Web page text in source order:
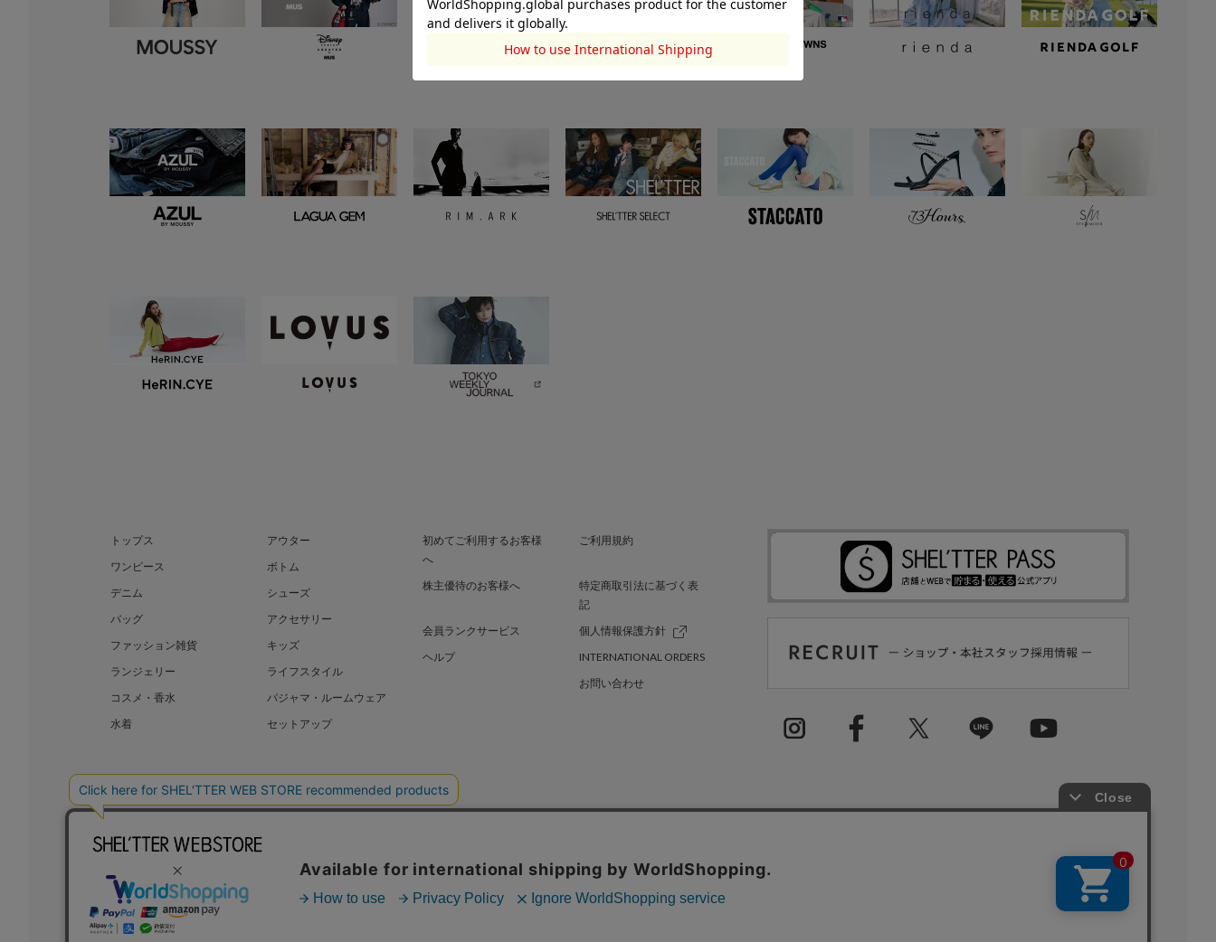
トップス
アウター
ワンピース
ボトム
デニム
シューズ
バッグ
アクセサリー
ファッション雑貨
キッズ
ランジェリー
ライフスタイル
コスメ・香水
パジャマ・ルームウェア
水着
セットアップ
初めてご利用するお客様
へ
ご利用規約
株主優待のお客様へ
特定商取引法に基づく表
記
会員ランクサービス
個人情報保護方針
ヘルプ
INTERNATIONAL ORDERS
お問い合わせ
BAROQUE JAPAN LIMITED SHEL’TTER GREEN 採用情報
COPYRIGHT © BAROQUE JAPAN LIMITED ALL RIGHTS RESERVED.